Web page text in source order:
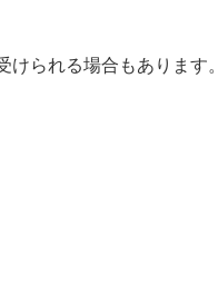
けられる場合もあります。